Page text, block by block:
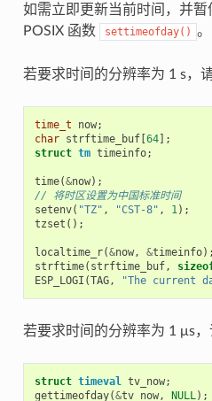
如需立即更新当前时间，并暂
POSIX 函数
settimeofday() 。
若要求时间的分辨率为 1 s，
time_t now;
char strftime_buf[64];
struct tm timeinfo;
time(&now);
// 将时区设置为中国标准时间
setenv( "TZ" , "CST-8" , 1);
tzset ();
localtime_r(&now, &timeinfo);
strftime( strftime_buf,
ESP_LOGI (TAG, "The current
若要求时间的分辨率为 1 μs，
struct timeval tv_now;
gettimeofday(&tv_now, NULL);